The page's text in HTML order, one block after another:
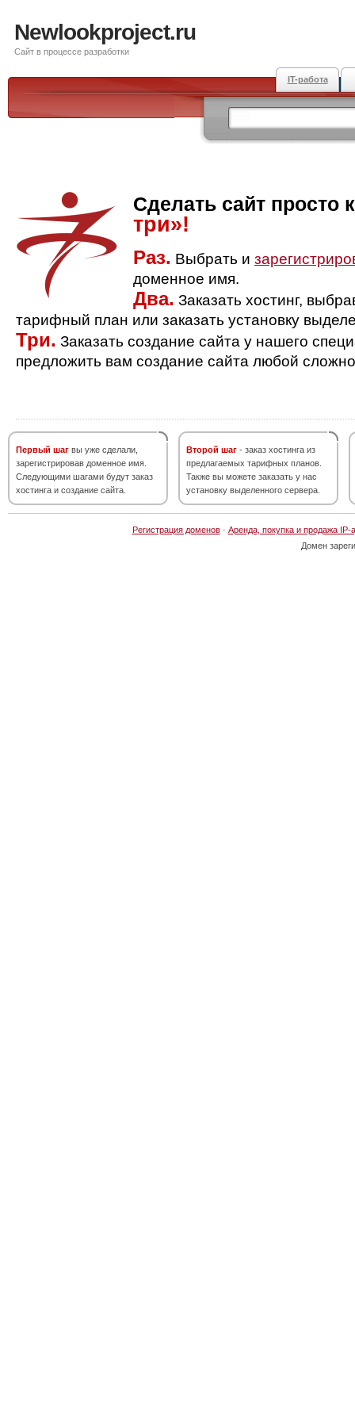
Newlookproject.ru
Сайт в процессе разработки
IT-работа
Сделать сайт просто
три»!
Раз. Выбрать и
доменное имя.
Два. Заказать хостинг,
тарифный план или заказать установку
Три. Заказать создание сайта у нашего
предложить вам создание сайта любой
Первый шаг вы уже сделали,
зарегистрировав доменное имя.
Следующими шагами будут заказ
хостинга и создание сайта.
Второй шаг - заказ хостинга из
предлагаемых тарифных планов.
Также вы можете заказать у нас
установку выделенного сервера.
Регистрация доменов· Аренда, покупка и продажа IP-
Домен